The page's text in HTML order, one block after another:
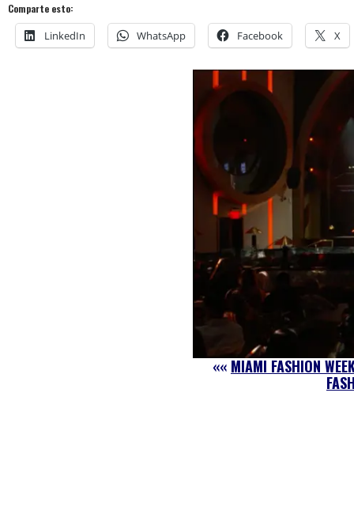
Comparte esto:
LinkedIn WhatsApp Facebook X
«« MIAMI FASHION